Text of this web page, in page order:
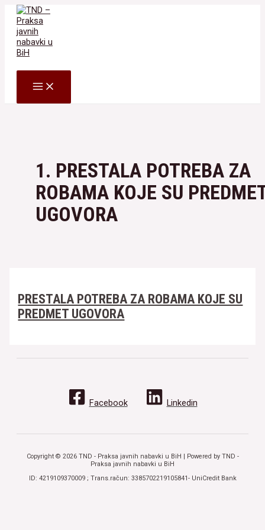
Skip
content
MAIN
MENU
1. PRESTALA POTREBA ZA
ROBAMA KOJE SU
UGOVORA
PRESTALA POTREBA ZA ROBAMA KOJE SU
PREDMET UGOVORA
Facebook Linkedin
Copyright © 2026 TND - Praksa javnih nabavki u BiH | Powered by TND -
Praksa javnih nabavki u BiH
ID: 4219109370009 ; Trans.račun: 3385702219105841- UniCredit Bank